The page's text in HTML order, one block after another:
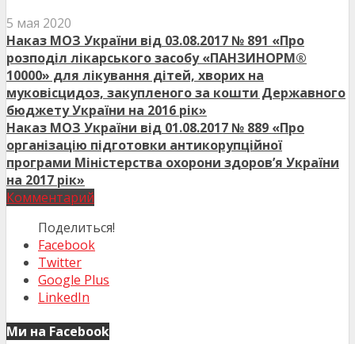
5 мая 2020
Наказ МОЗ України від 03.08.2017 № 891 «Про
розподіл лікарського засобу «ПАНЗИНОРМ®
10000» для лікування дітей, хворих на
муковісцидоз, закупленого за кошти Державного
бюджету України на 2016 рік»
Наказ МОЗ України від 01.08.2017 № 889 «Про
організацію підготовки антикорупційної
програми Міністерства охорони здоров’я України
на 2017 рік»
Комментарий
Поделиться!
Facebook
Twitter
Google Plus
LinkedIn
Ми на Facebook